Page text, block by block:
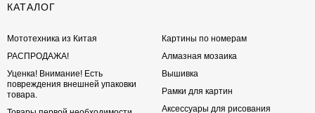
КАТАЛОГ
Мототехника из Китая
РАСПРОДАЖА!
Уценка! Внимание! Есть
повреждения внешней упаковки
товара.
Картины по номерам
Алмазная мозаика
Вышивка
Рамки для картин
Аксессуары для рисования